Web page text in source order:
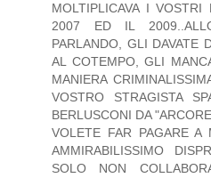
MOLTIPLICAVA I
2007 ED IL
PARLANDO, GLI DAVATE
AL COTEMPO, GLI
MANIERA
VOSTRO STRAGISTA
BERLUSCONI DA
VOLETE FAR PAGARE A
AMMIRABILISSIMO
SOLO NON